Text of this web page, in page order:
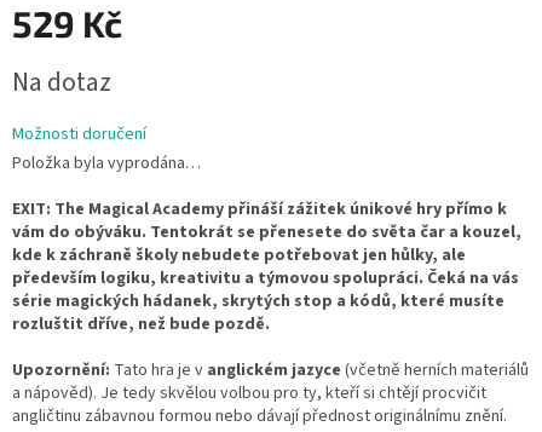
529 Kč
cena:
Na dotaz
Možnosti doručení
Položka byla vyprodána…
EXIT: The Magical Academy přináší zážitek únikové hry přímo k
vám do obýváku. Tentokrát se přenesete do světa čar a kouzel,
kde k záchraně školy nebudete potřebovat jen hůlky, ale
především logiku, kreativitu a týmovou spolupráci. Čeká na vás
série magických hádanek, skrytých stop a kódů, které musíte
rozluštit dříve, než bude pozdě.
Upozornění: Tato hra je v anglickém jazyce (včetně herních materiálů
a nápověd). Je tedy skvělou volbou pro ty, kteří si chtějí procvičit
angličtinu zábavnou formou nebo dávají přednost originálnímu znění.